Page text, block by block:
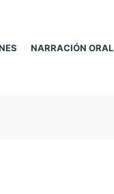
NARRACIÓN ORAL